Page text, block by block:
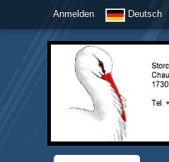
Anmelden Deutsch